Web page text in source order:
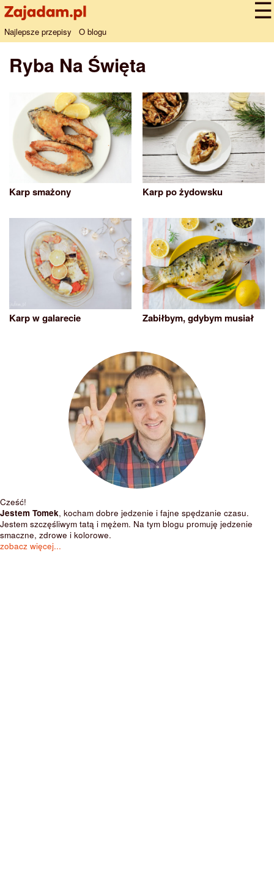
Najlepsze przepisy O blogu
Ryba Na Święta
Karp smażony Karp po żydowsku
Karp w galarecie Zabiłbym, gdybym musiał
Cześć!
Jestem Tomek, kocham dobre jedzenie i fajne spędzanie czasu.
Jestem szczęśliwym tatą i mężem. Na tym blogu promuję jedzenie
smaczne, zdrowe i kolorowe.
zobacz więcej...